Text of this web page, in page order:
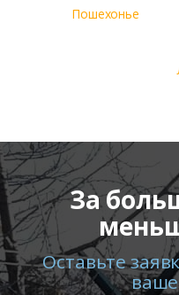
Пошехонье
За
Оставьте